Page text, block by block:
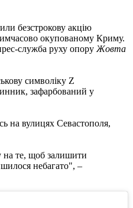
безстрокову акцію
окупованому Криму.
служба руху опору Жовта
символіку Z
зафарбований у
на вулицях Севастополя,
на те, щоб залишити
небагато", –